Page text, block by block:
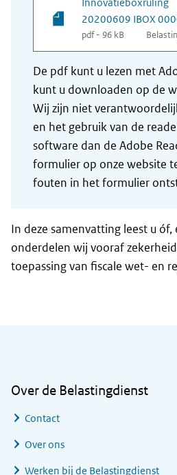
20200609 IBOX
pdf - 96 kB
De pdf kunt u lezen met
kunt u downloaden op de
Wij zijn niet
en het gebruik van de
software dan de Adobe
formulier op onze website
fouten in het formulier
In deze samenvatting leest u óf,
onderdelen wij vooraf
toepassing van fiscale wet- en
Over de Belastingdienst
Contact
Over ons
Werken bij de Belastingdienst